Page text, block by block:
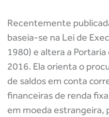
Recentemente
baseia-se na Lei de
1980) e altera a Portaria
2016. Ela orienta o
de saldos em conta
financeiras de renda
em moeda estrangeira,